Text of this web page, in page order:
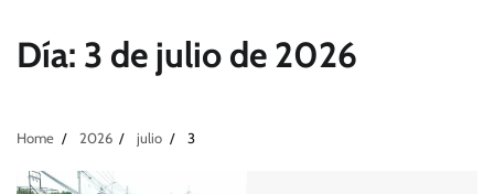
Día: 3 de julio de 2026
Home 2026 julio 3